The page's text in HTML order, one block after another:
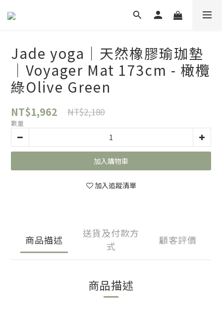
Jade yoga｜天然橡膠瑜珈墊
｜Voyager Mat 173cm - 橄欖
綠Olive Green
NT$1,962 NT$2,180
數量
加入購物車
加入追蹤清單
商品描述
送貨及付款方
式
顧客評價
商品描述